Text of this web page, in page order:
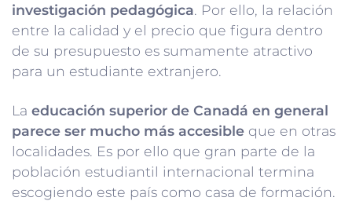
investigación pedagógica. Por ello, la relación
entre la calidad y el precio que figura dentro
de su presupuesto es sumamente atractivo
para un estudiante extranjero.
La educación superior de Canadá en general
parece ser mucho más accesible que en otras
localidades. Es por ello que gran parte de la
población estudiantil internacional termina
escogiendo este país como casa de formación.